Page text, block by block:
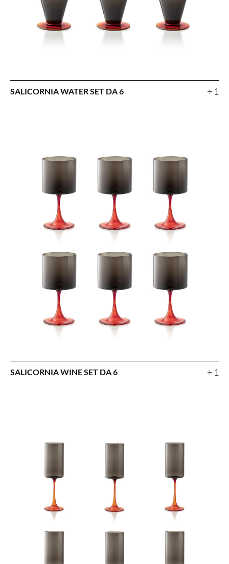
SALICORNIA WATER SET DA 6 + 1
SALICORNIA WINE SET DA 6 + 1